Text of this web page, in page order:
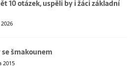
10 otázek, uspěli by i žáci základní
šmakounem
2015